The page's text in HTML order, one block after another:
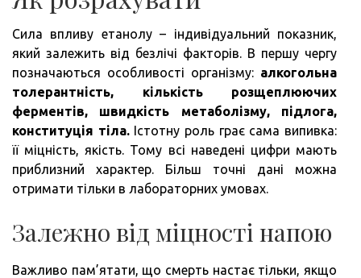
Сила впливу етанолу – індивідуальний показник,
який залежить від безлічі факторів. В першу чергу
позначаються особливості організму: алкогольна
толерантність, кількість розщеплюючих
ферментів, швидкість метаболізму, підлога,
конституція тіла.Істотну роль грає сама випивка:
її міцність, якість. Тому всі наведені цифри мають
приблизний характер. Більш точні дані можна
отримати тільки в лабораторних умовах.
Залежно від міцності напою
Важливо пам’ятати, що смерть настає тільки, якщо